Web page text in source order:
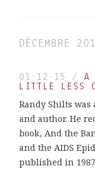
DÉCEMBRE
01·12·15 /
A
LITTLE LESS
Randy Shilts
and author. He
book, And the
and the AIDS
published in